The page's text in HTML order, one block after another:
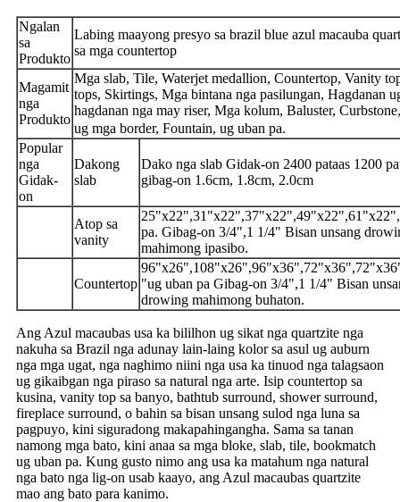
Ngalan
sa
Produkto
Labing maayong presyo sa brazil blue azul macauba
sa mga countertop
Magamit
nga
Produkto
Mga slab, Tile, Waterjet medallion, Countertop, Vanity
tops, Skirtings, Mga bintana nga pasilungan, Hagdanan
hagdanan nga may riser, Mga kolum, Baluster, Curbstone
ug mga border, Fountain, ug uban pa.
Popular
nga
Gidak-
on
Dakong
slab
Dako nga slab Gidak-on 2400 pataas 1200
gibag-on 1.6cm, 1.8cm, 2.0cm
Atop sa
vanity
pa. Gibag-on 3/4",1 1/4" Bisan unsang
mahimong ipasibo.
Countertop "ug uban pa Gibag-on 3/4",1 1/4" Bisan
drowing mahimong buhaton.
Ang Azul macaubas usa ka bililhon ug sikat nga quartzite nga
nakuha sa Brazil nga adunay lain-laing kolor sa asul ug auburn
nga mga ugat, nga naghimo niini nga usa ka tinuod nga talagsaon
ug gikaibgan nga piraso sa natural nga arte. Isip countertop sa
kusina, vanity top sa banyo, bathtub surround, shower surround,
fireplace surround, o bahin sa bisan unsang sulod nga luna sa
pagpuyo, kini siguradong makapahingangha. Sama sa tanan
namong mga bato, kini anaa sa mga bloke, slab, tile, bookmatch
ug uban pa. Kung gusto nimo ang usa ka matahum nga natural
nga bato nga lig-on usab kaayo, ang Azul macaubas quartzite
mao ang bato para kanimo.